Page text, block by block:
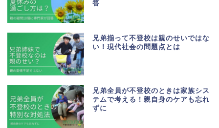
答
兄弟揃って不登校は親のせいではな
い！現代社会の問題点とは
兄弟全員が不登校のときは家族シス
テムで考える！親自身のケアも忘れ
ずに